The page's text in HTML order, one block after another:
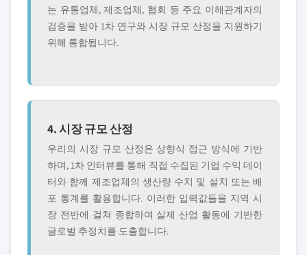
는 유통업체, 제조업체, 협회 등 주요 이해관계자의
검증을 받아 1차 연구와 시장 규모 산정을 지원하기
위해 통합됩니다.
4. 시장 규모 산정
우리의 시장 규모 산정은 상향식 접근 방식에 기반
하며, 1차 인터뷰를 통해 직접 수집된 기업 수익 데이
터와 함께 제조업체의 생산량 수치 및 설치 또는 배
포 통계를 활용합니다. 이러한 입력값들을 지역 시
장 전반에 걸쳐 종합하여 실제 산업 활동에 기반한
글로벌 추정치를 도출합니다.